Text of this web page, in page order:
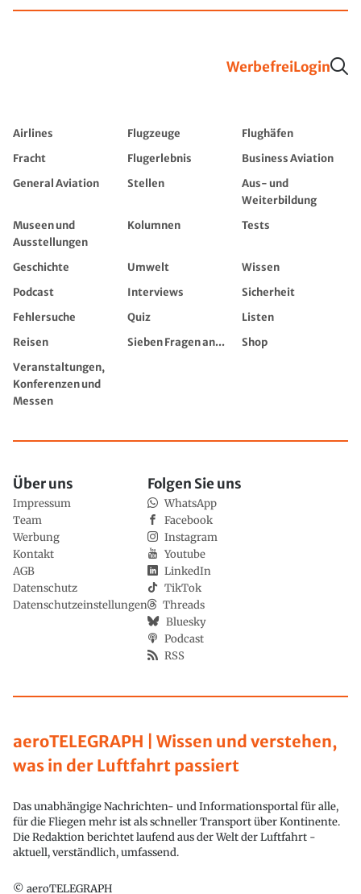
WerbefreiLogin
Airlines Flugzeuge
Flughäfen
Fracht
Flugerlebnis
Business Aviation
General Aviation
Stellen
Aus- und
Weiterbildung
Museen und
Ausstellungen
Kolumnen Tests
Geschichte Umwelt
Wissen
Podcast
Interviews
Sicherheit
Fehlersuche
Quiz
Listen
Reisen
Sieben Fragen an...
Shop
Veranstaltungen,
Konferenzen und
Messen
aeroTELEGRAPH | Wissen und verstehen,
was in der Luftfahrt passiert
Das unabhängige Nachrichten- und Informationsportal für alle,
für die Fliegen mehr ist als schneller Transport über Kontinente.
Die Redaktion berichtet laufend aus der Welt der Luftfahrt -
aktuell, verständlich, umfassend.
© aeroTELEGRAPH
Über uns
Impressum
Team
Werbung
Kontakt
AGB
Datenschutz
Datenschutzeinstellungen
Folgen Sie uns
WhatsApp
Facebook
Instagram
Youtube
LinkedIn
TikTok
Threads
Bluesky
Podcast
RSS